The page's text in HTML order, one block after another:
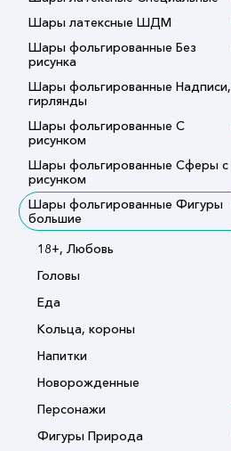
Шары латексные ШДМ
Шары фольгированные Без
рисунка
Шары фольгированные Надписи,
гирлянды
Шары фольгированные С
рисунком
Шары фольгированные Сферы с
рисунком
Шары фольгированные Фигуры
большие
18+, Любовь
Головы
Еда
Кольца, короны
Напитки
Новорожденные
Персонажи
Фигуры Природа